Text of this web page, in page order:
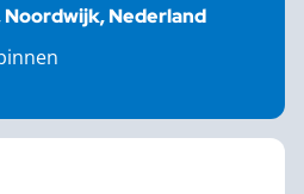
Noordwijk, Nederland